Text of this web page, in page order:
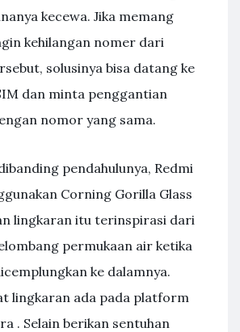
kecewa. Jika memang
kehilangan nomer dari
solusinya bisa datang ke
dan minta penggantian
nomor yang sama.
pendahulunya, Redmi
Corning Gorilla Glass
lingkaran itu terinspirasi dari
permukaan air ketika
ke dalamnya.
lingkaran ada pada platform
. Selain berikan sentuhan